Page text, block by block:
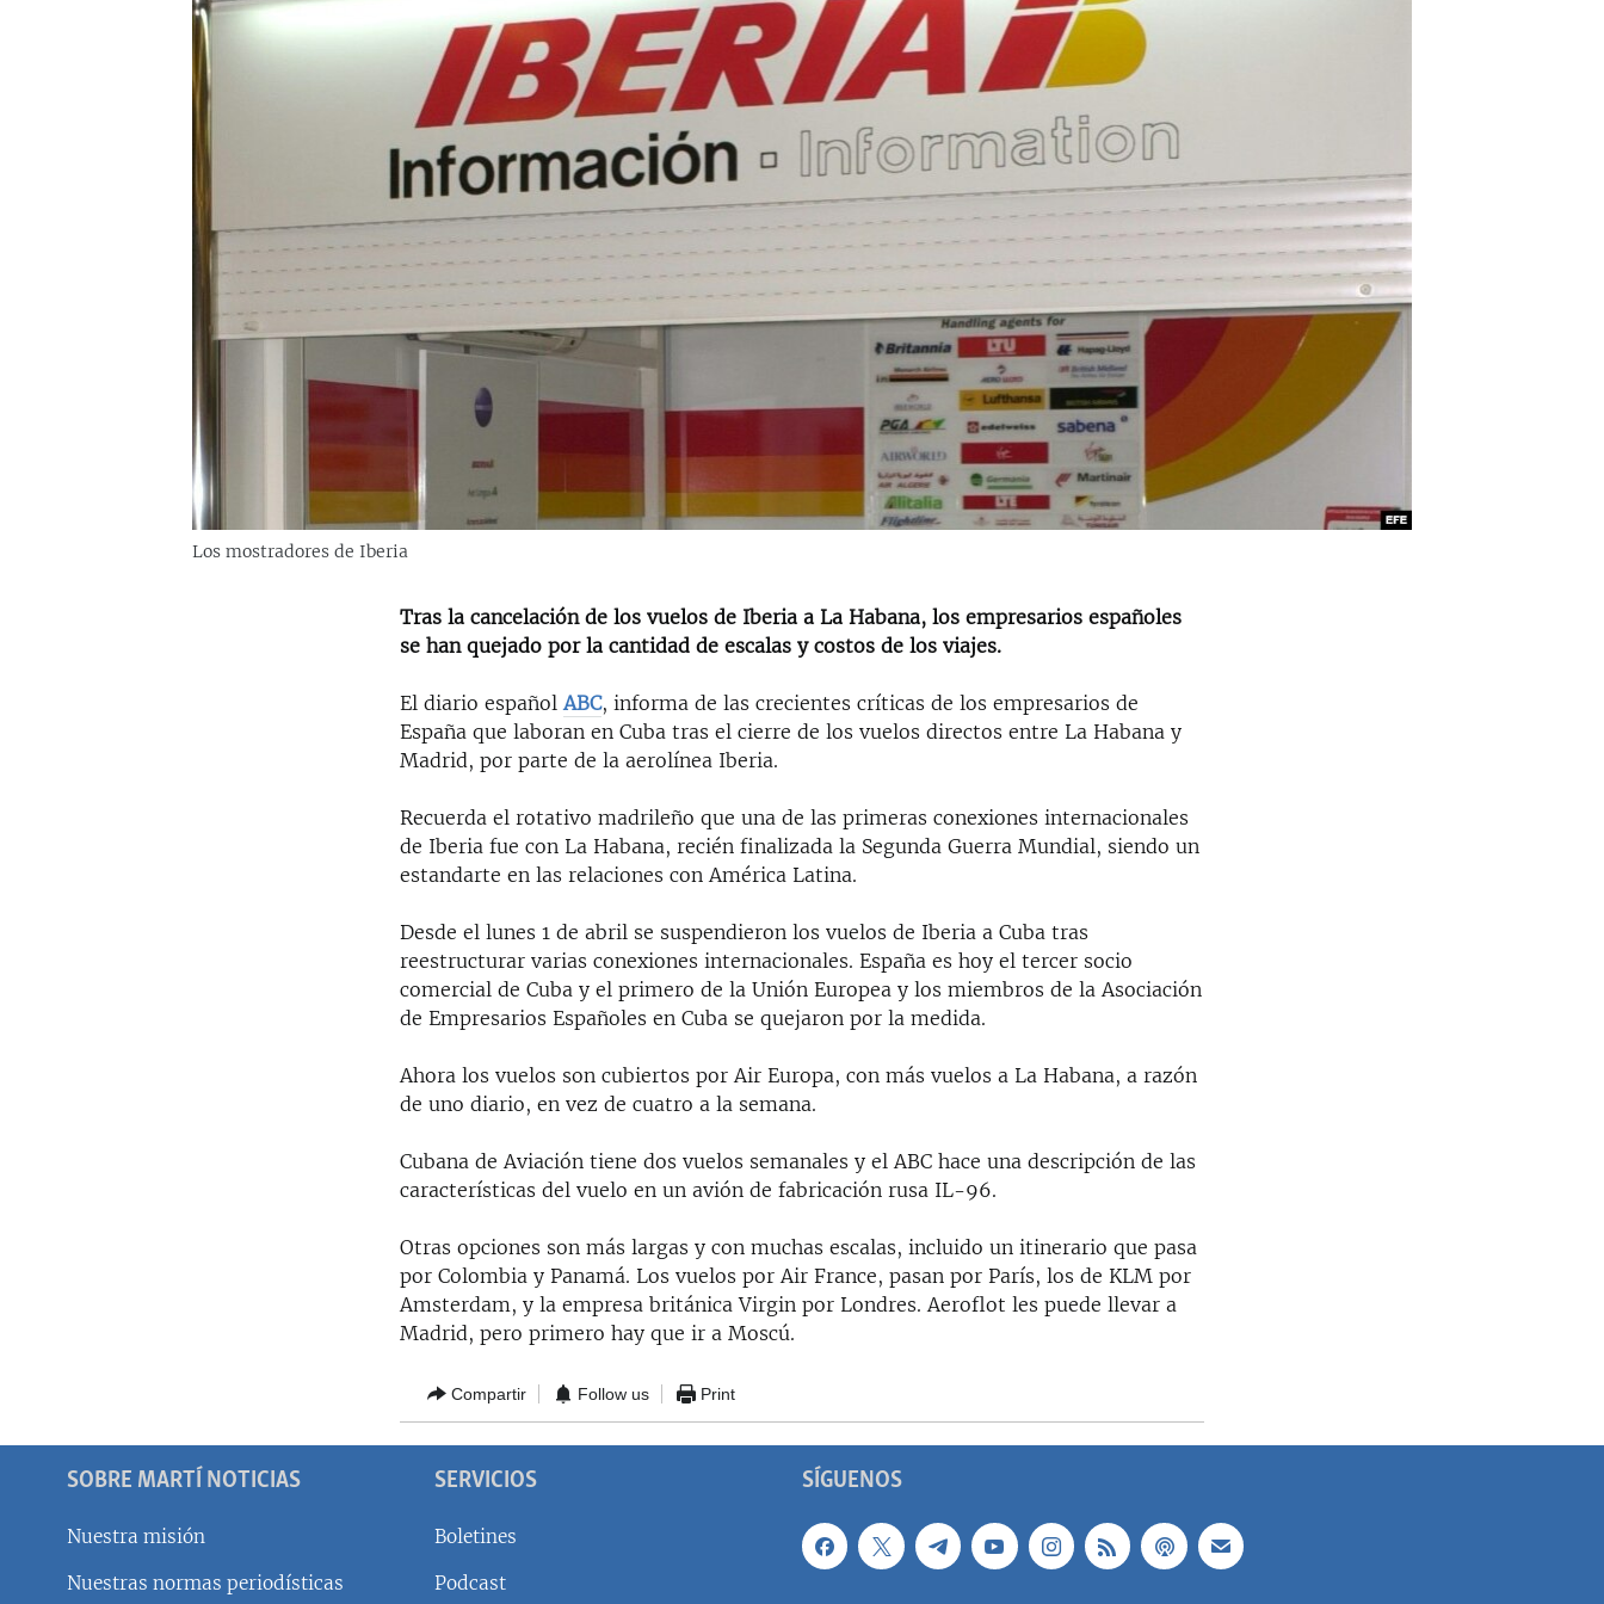
SER VIEJO EN CUBA
DESINFORMACIÓN RUSA EN
Los mostradores de Iberia
Tras la cancelación de los vuelos de Iberia a La Habana, los empresarios españoles
se han quejado por la cantidad de escalas y costos de los viajes.
El diario españolABC, informa de las crecientes críticas de los empresarios de
España que laboran en Cuba tras el cierre de los vuelos directos entre La Habana y
Madrid, por parte de la aerolínea Iberia.
Recuerda el rotativo madrileño que una de las primeras conexiones internacionales
de Iberia fue con La Habana, recién finalizada la Segunda Guerra Mundial, siendo un
estandarte en las relaciones con América Latina.
Desde el lunes 1 de abril se suspendieron los vuelos de Iberia a Cuba tras
reestructurar varias conexiones internacionales. España es hoy el tercer socio
comercial de Cuba y el primero de la Unión Europea y los miembros de la Asociación
de Empresarios Españoles en Cuba se quejaron por la medida.
Ahora los vuelos son cubiertos por Air Europa, con más vuelos a La Habana, a razón
de uno diario, en vez de cuatro a la semana.
Cubana de Aviación tiene dos vuelos semanales y el ABC hace una descripción de las
características del vuelo en un avión de fabricación rusa IL-96.
Otras opciones son más largas y con muchas escalas, incluido un itinerario que pasa
por Colombia y Panamá. Los vuelos por Air France, pasan por París, los de KLM por
Amsterdam, y la empresa británica Virgin por Londres. Aeroflot les puede llevar a
Madrid, pero primero hay que ir a Moscú.
Compartir Follow us Print
SÍGUENOS
SOBRE MARTÍ NOTICIAS
Nuestra misión
Nuestras normas periodísticas
SERVICIOS
Boletines
Podcast